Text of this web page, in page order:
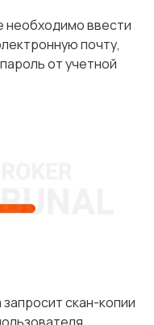
необходимо ввести
почту,
от учетной
скан-копии